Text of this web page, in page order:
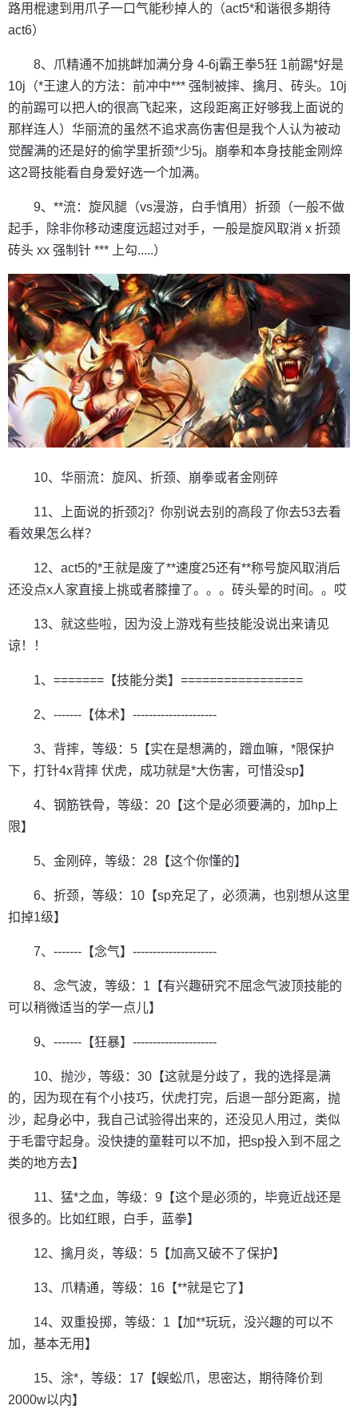
路用棍逮到用爪子一口气能秒掉人的（act5*和谐很多期待
act6）
8、爪精通不加挑衅加满分身 4-6j霸王拳5狂 1前踢*好是
10j（*王逮人的方法：前冲中*** 强制被摔、擒月、砖头。10j
的前踢可以把人t的很高飞起来，这段距离正好够我上面说的
那样连人）华丽流的虽然不追求高伤害但是我个人认为被动
觉醒满的还是好的偷学里折颈*少5j。崩拳和本身技能金刚焠
这2哥技能看自身爱好选一个加满。
9、**流：旋风腿（vs漫游，白手慎用）折颈（一般不做
起手，除非你移动速度远超过对手，一般是旋风取消 x 折颈
砖头 xx 强制针 *** 上勾.....）
10、华丽流：旋风、折颈、崩拳或者金刚碎
11、上面说的折颈2j？你别说去别的高段了你去53去看
看效果怎么样？
12、act5的*王就是废了**速度25还有**称号旋风取消后
还没点x人家直接上挑或者膝撞了。。。砖头晕的时间。。哎
13、就这些啦，因为没上游戏有些技能没说出来请见
谅！！
1、=======【技能分类】=================
2、-------【体术】---------------------
3、背摔，等级：5【实在是想满的，蹭血嘛，*限保护
下，打针4x背摔 伏虎，成功就是*大伤害，可惜没sp】
4、钢筋铁骨，等级：20【这个是必须要满的，加hp上
限】
5、金刚碎，等级：28【这个你懂的】
6、折颈，等级：10【sp充足了，必须满，也别想从这里
扣掉1级】
7、-------【念气】---------------------
8、念气波，等级：1【有兴趣研究不屈念气波顶技能的
可以稍微适当的学一点儿】
9、-------【狂暴】---------------------
10、抛沙，等级：30【这就是分歧了，我的选择是满
的，因为现在有个小技巧，伏虎打完，后退一部分距离，抛
沙，起身必中，我自己试验得出来的，还没见人用过，类似
于毛雷守起身。没快捷的童鞋可以不加，把sp投入到不屈之
类的地方去】
11、猛*之血，等级：9【这个是必须的，毕竟近战还是
很多的。比如红眼，白手，蓝拳】
12、擒月炎，等级：5【加高又破不了保护】
13、爪精通，等级：16【**就是它了】
14、双重投掷，等级：1【加**玩玩，没兴趣的可以不
加，基本无用】
15、涂*，等级：17【蜈蚣爪，思密达，期待降价到
2000w以内】